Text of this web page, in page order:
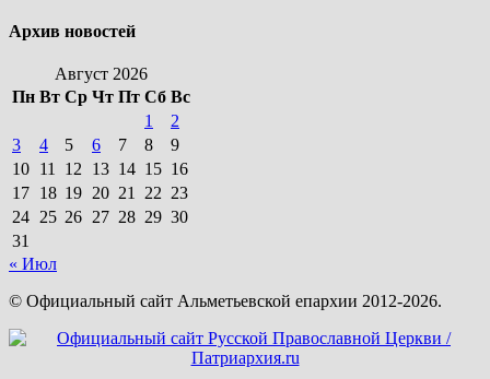
Архив новостей
Август 2026
Пн Вт Ср Чт Пт Сб Вс
1
2
3
4 5 6 7 8
9
10 11 12 13 14 15 16
17 18 19 20 21 22 23
24 25 26 27 28 29 30
31
« Июл
© Официальный сайт Альметьевской епархии 2012-2026.